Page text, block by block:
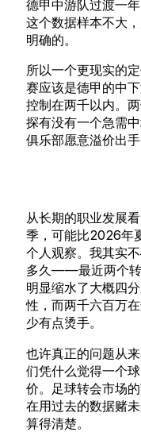
德甲中游队过渡一
这个数据样本不大
明确的。
所以一个更现实的
赛应该是德甲的中
控制在两千以内。
探有没有一个急需
俱乐部愿意溢价出手
从长期的职业发展
季，可能比2026年
个人观察。我其实
多久——最近两个转
明显缩水了大概四
性，而两千六百万
少有点烫手。
也许真正的问题从
们凭什么觉得一个
价。足球转会市场
在用过去的数据赌
算得清楚。